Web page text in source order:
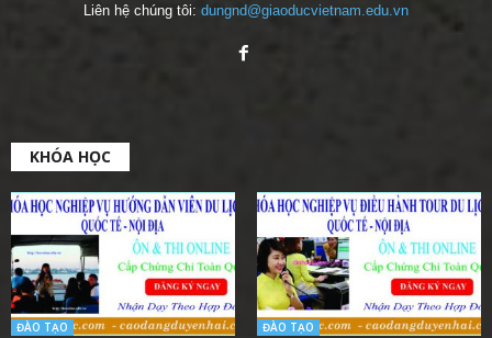
Liên hệ chúng tôi: dungnd@giaoducvietnam.edu.vn
KHÓA HỌC
ĐÀO TẠO ĐÀO TẠO